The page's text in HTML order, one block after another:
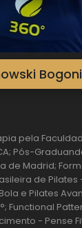
Bogoni
pela
Pós-
de Madrid;
de Pilates
e Pilates
Functional
- Pense